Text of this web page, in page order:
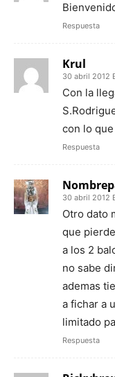
Respuesta
Krul
30 abril 2012
Con la
con lo
Respuesta
30 abril 2012
Otro dato
que
a los 2
no sabe
ademas
a fichar a
limitado
Respuesta